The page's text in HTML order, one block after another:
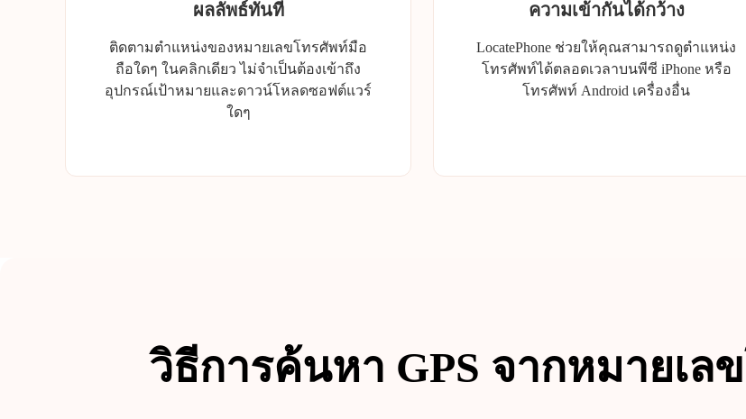
ผลลัพธ์ทันที
ติดตามตำแหน่งของหมายเลขโทรศัพท์มือ
ถือใดๆ ในคลิกเดียว ไม่จำเป็นต้องเข้าถึง
อุปกรณ์เป้าหมายและดาวน์โหลดซอฟต์แวร์
ใดๆ
ความเข้ากันได้กว้าง
LocatePhone ช่วยให้คุณสามารถดูตำแหน่ง
โทรศัพท์ได้ตลอดเวลาบนพีซี iPhone หรือ
โทรศัพท์ Android เครื่องอื่น
วิธีการค้นหา GPS จากหมายเ